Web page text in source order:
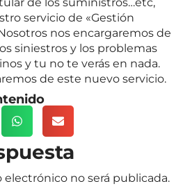
servicio de «Gestión
nos encargaremos de
siniestros y los problemas
y tu no te verás en nada.
de este nuevo servicio.
no será publicada.